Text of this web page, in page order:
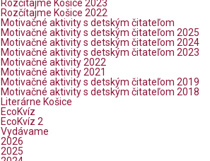
Rozčítajme Košice 2023
Rozčítajme Košice 2022
Motivačné aktivity s detským čitateľom
Motivačné aktivity s detským čitateľom 2025
Motivačné aktivity s detským čitateľom 2024
Motivačné aktivity s detským čitateľom 2023
Motivačné aktivity 2022
Motivačné aktivity 2021
Motivačné aktivity s detským čitateľom 2019
Motivačné aktivity s detským čitateľom 2018
Literárne Košice
EcoKvíz
EcoKvíz 2
Vydávame
2026
2025